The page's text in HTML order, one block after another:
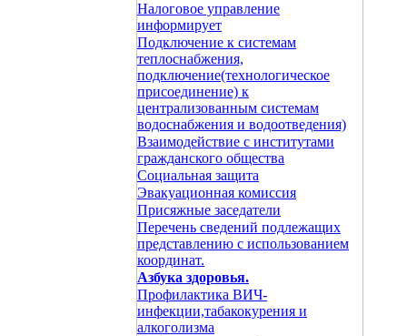
Налоговое управление
информирует
Подключение к системам
теплоснабжения,
подключение(технологическое
присоединение) к
централизованным системам
водоснабжения и водоотведения)
Взаимодействие с институтами
гражданского общества
Социальная защита
Эвакуационная комиссия
Присяжные заседатели
Перечень сведений подлежащих
представлению с использованием
координат.
Азбука здоровья.
Профилактика ВИЧ-
инфекции,табакокурения и
алкоголизма